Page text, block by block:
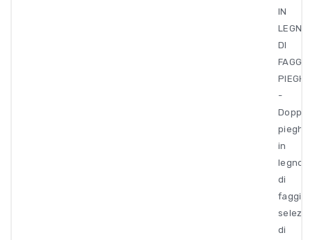
IN
LEGNO
DI
FAGGIO
-
in
legno
di
faggio
di